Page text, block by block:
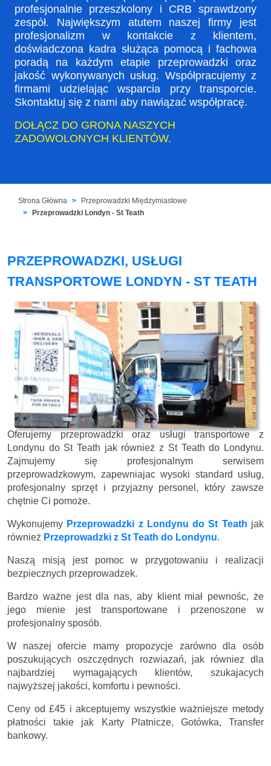
profesjonalnie przeszkolony i CRB sprawdzony
zespół. Największym atutem naszej firmy jest
profesjonalizm w kontakcie z klientem,
doświadczona kadra służąca pomocą i fachowa
poradą na każdym etapie przeprowadzki oraz
jakość wykonywanych usług. Współpracujemy z
firmami udzielając wsparcia przy transporcie.
Skontaktuj się z nami aby nawiązać współpracę.
DOŁĄCZ DO GRONA NASZYCH
ZADOWOLONYCH KLIENTÓW.
Strona Główna
Przeprowadzki Międzymiastowe
Przeprowadzki Londyn - St Teath
PRZEPROWADZKI, USŁUGI
TRANSPORTOWE LONDYN - ST TEATH
Oferujemy przeprowadzki oraz usługi transportowe z
Londynu do St Teath jak również z St Teath do Londynu.
Zajmujemy się profesjonalnym serwisem
przeprowadzkowym, zapewniajac wysoki standard usług,
profesjonalny sprzęt i przyjazny personel, który zawsze
chętnie Ci pomoże.
Wykonujemy Przeprowadzki z Londynu do St Teath jak
również Przeprowadzki z St Teath do Londynu.
Naszą misją jest pomoc w przygotowaniu i realizacji
bezpiecznych przeprowadzek.
Bardzo ważne jest dla nas, aby klient miał pewnośc, że
jego mienie jest transportowane i przenoszone w
profesjonalny sposób.
W naszej ofercie mamy propozycje zarówno dla osób
poszukujących oszczędnych rozwiazań, jak równiez dla
najbardziej wymagających klientów, szukajacych
najwyższej jakości, komfortu i pewności.
Ceny od £45 i akceptujemy wszystkie ważniejsze metody
płatności takie jak Karty Platnicze, Gotówka, Transfer
bankowy.